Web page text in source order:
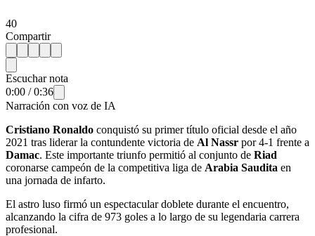
40
Compartir
Escuchar nota
0:00 /0:36
Narración con voz de IA
Cristiano Ronaldo conquistó su primer título oficial desde el año
2021 tras liderar la contundente victoria de Al Nassr por 4-1 frente a
Damac. Este importante triunfo permitió al conjunto de Riad
coronarse campeón de la competitiva liga de Arabia Saudita en
una jornada de infarto.
El astro luso firmó un espectacular doblete durante el encuentro,
alcanzando la cifra de 973 goles a lo largo de su legendaria carrera
profesional.